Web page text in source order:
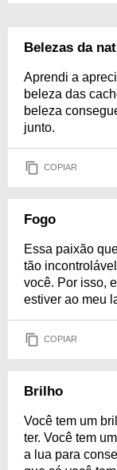
Belezas da
Aprendi a
beleza das
beleza
junto.
COPIAR
Fogo
Essa paixão
tão
você. Por isso,
estiver ao meu
COPIAR
Brilho
Você tem um
ter. Você tem
a lua para